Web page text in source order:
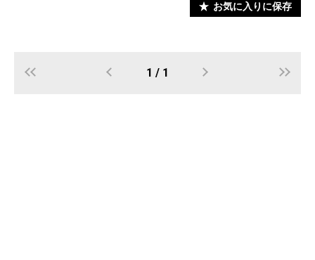
お気に入りに保存
1 / 1